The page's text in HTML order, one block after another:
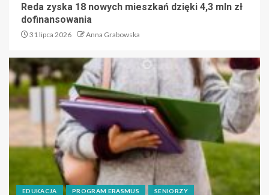
Reda zyska 18 nowych mieszkań dzięki 4,3 mln zł
dofinansowania
31 lipca 2026 Anna Grabowska
EDUKACJA PROGRAM ERASMUS SENIORZY